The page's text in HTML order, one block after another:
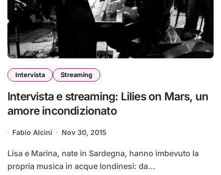
Intervista Streaming
Intervista e streaming: Lilies on Mars, un
amore incondizionato
Fabio Alcini Nov 30, 2015
Lisa e Marina, nate in Sardegna, hanno imbevuto la
propria musica in acque londinesi: da...